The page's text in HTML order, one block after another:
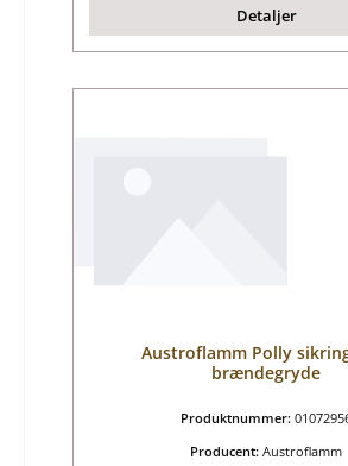
Detaljer
Austroflamm Polly
brændegryde
Produktnummer:
Producent: Austroflamm